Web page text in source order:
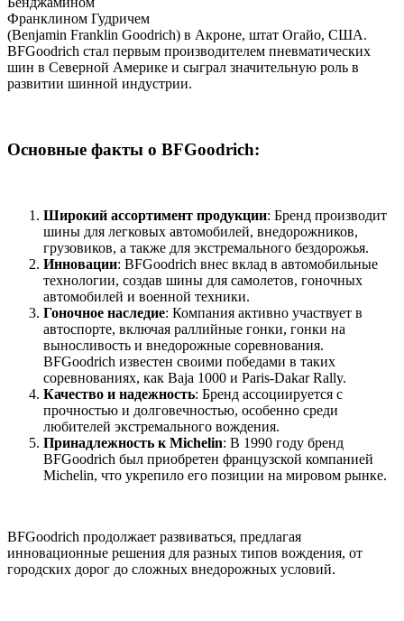
Франклином Гудричем
(Benjamin Franklin Goodrich) в Акроне, штат Огайо, США.
BFGoodrich стал первым производителем пневматических
шин в Северной Америке и сыграл значительную роль в
развитии шинной индустрии.
Основные факты о BFGoodrich:
Широкий ассортимент продукции: Бренд производит
шины для легковых автомобилей, внедорожников,
грузовиков, а также для экстремального бездорожья.
Инновации: BFGoodrich внес вклад в автомобильные
технологии, создав шины для самолетов, гоночных
автомобилей и военной техники.
Гоночное наследие: Компания активно участвует в
автоспорте, включая раллийные гонки, гонки на
выносливость и внедорожные соревнования.
BFGoodrich известен своими победами в таких
соревнованиях, как Baja 1000 и Paris-Dakar Rally.
Качество и надежность: Бренд ассоциируется с
прочностью и долговечностью, особенно среди
любителей экстремального вождения.
Принадлежность к Michelin: В 1990 году бренд
BFGoodrich был приобретен французской компанией
Michelin, что укрепило его позиции на мировом рынке.
BFGoodrich продолжает развиваться, предлагая
инновационные решения для разных типов вождения, от
городских дорог до сложных внедорожных условий.